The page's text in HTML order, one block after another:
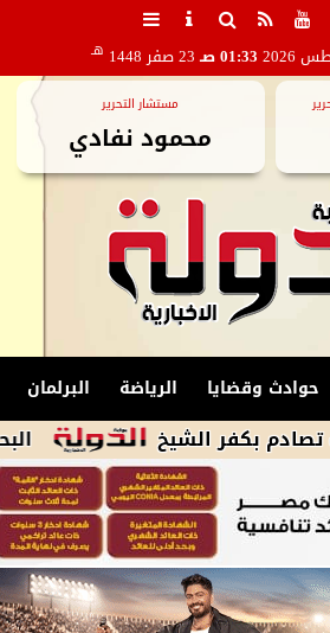
01:33 صـ 23 صفر 1448 هـ
مستشار التحرير
محمود نفادي
حوادث وقضايا الرياضة البرلمان
البحوث الفلكية: كسوف